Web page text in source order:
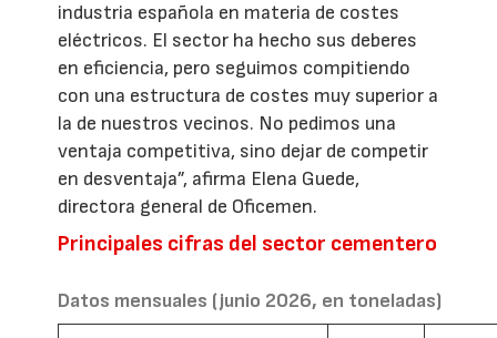
industria española en materia de costes
eléctricos. El sector ha hecho sus deberes
en eficiencia, pero seguimos compitiendo
con una estructura de costes muy superior a
la de nuestros vecinos. No pedimos una
ventaja competitiva, sino dejar de competir
en desventaja”, afirma Elena Guede,
directora general de Oficemen.
Principales cifras del sector cementero
Datos mensuales (junio 2026, en toneladas)